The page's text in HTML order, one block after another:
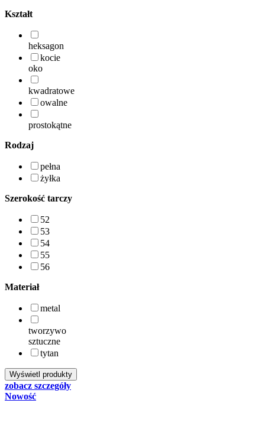
Kształt
heksagon
kocie
oko
kwadratowe
owalne
prostokątne
Rodzaj
pełna
żyłka
Szerokość tarczy
52
53
54
55
56
Materiał
metal
tworzywo
sztuczne
tytan
zobacz szczegóły
Nowość